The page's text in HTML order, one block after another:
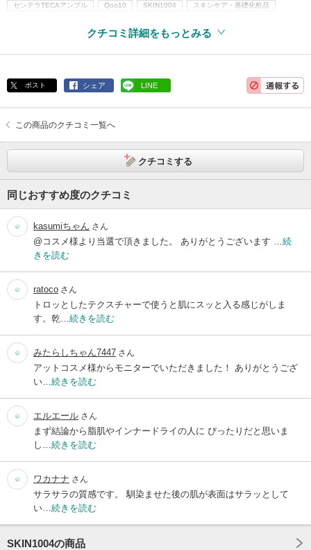
センテラTECAアンプル Qoo10 SKIN1004 スキンケア・基礎化粧品
クチコミ詳細をもっとみる
ポスト シェア LINE
この商品のクチコミ一覧へ
クチコミする
同じおすすめ度のクチコミ
kasumiちゃん さん
@コスメ様より当選で頂きました。 ありがとうございます … 続
きを読む
ratoco さん
トロッとしたテクスチャーで使うと肌にスッと入る感じがしま
す。乾… 続きを読む
みたらしちゃん7447 さん
アットコスメ様からモニターでいただきました！ ありがとうござ
い… 続きを読む
エルエール さん
まず結論から脂肌やインナードライの人に ぴったりだと思いま
し… 続きを読む
ワカナナ さん
サラサラの質感です。 馴染ませた後の肌が表面はサラッとして
い… 続きを読む
SKIN1004の商品